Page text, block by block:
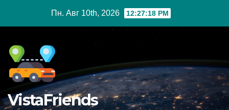
Пн. Авг 10th, 2026 12:27:19 PM
VistaFriends